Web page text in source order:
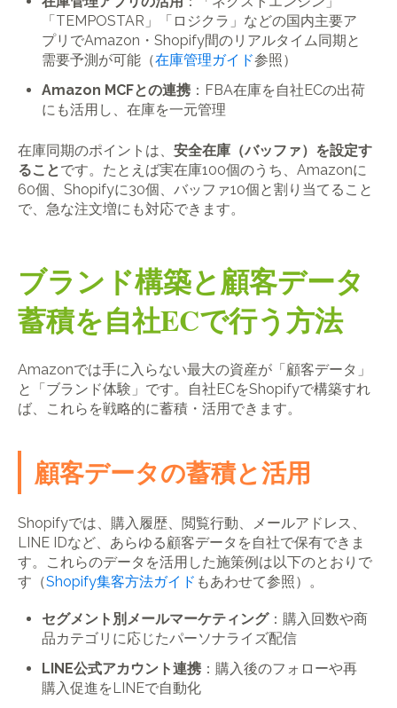
「TEMPOSTAR」「ロジクラ」などの国内主要ア
プリでAmazon・Shopify間のリアルタイム同期と
需要予測が可能（在庫管理ガイド参照）
Amazon MCFとの連携 ：FBA在庫を自社ECの出荷
にも活用し、在庫を一元管理
在庫同期のポイントは、 安全在庫（バッファ）を設定す
ることです。たとえば実在庫100個のうち、Amazonに
60個、Shopifyに30個、バッファ10個と割り当てること
で、急な注文増にも対応できます。
ブランド構築と顧客データ
蓄積を自社ECで行う方法
Amazonでは手に入らない最大の資産が「顧客データ」
と「ブランド体験」です。自社ECをShopifyで構築すれ
ば、これらを戦略的に蓄積・活用できます。
顧客データの蓄積と活用
Shopifyでは、購入履歴、閲覧行動、メールアドレス、
LINE IDなど、あらゆる顧客データを自社で保有できま
す。これらのデータを活用した施策例は以下のとおりで
す（Shopify集客方法ガイド もあわせて参照）。
セグメント別メールマーケティング：購入回数や商
品カテゴリに応じたパーソナライズ配信
LINE公式アカウント連携 ：購入後のフォローや再
購入促進をLINEで自動化